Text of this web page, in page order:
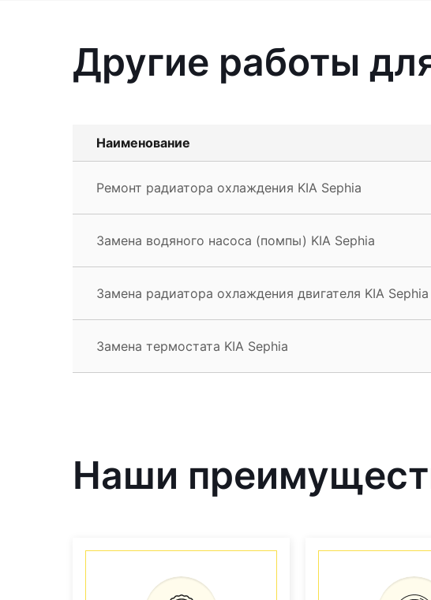
Другие работы
Наименование
Ремонт радиатора охлаждения KIA Sephia
Замена водяного насоса (помпы) KIA Sephia
Замена радиатора охлаждения двигателя KIA Sephia
Замена термостата KIA Sephia
Наши